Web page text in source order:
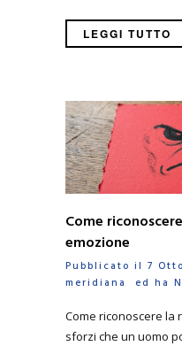
LEGGI TUTTO
Come
emozione
Pubblicato il 7
meridiana
ed ha
Come riconoscere la
sforzi che un uomo